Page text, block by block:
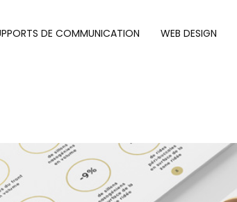
DE COMMUNICATION WEB DESIGN